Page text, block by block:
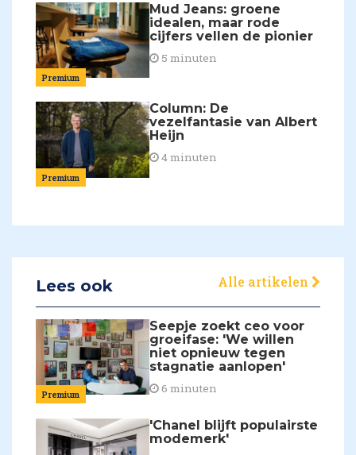
Premium
Mud Jeans: groene
idealen, maar rode
cijfers vellen de pionier
5 minuten
Premium
Column: De
vezelfantasie van Albert
Heijn
4 minuten
Lees ook Alle artikelen
Premium
Seepje zoekt ceo voor
groeifase: 'We willen
niet opnieuw tegen
stagnatie aanlopen'
6 minuten
'Chanel blijft populairste
modemerk'